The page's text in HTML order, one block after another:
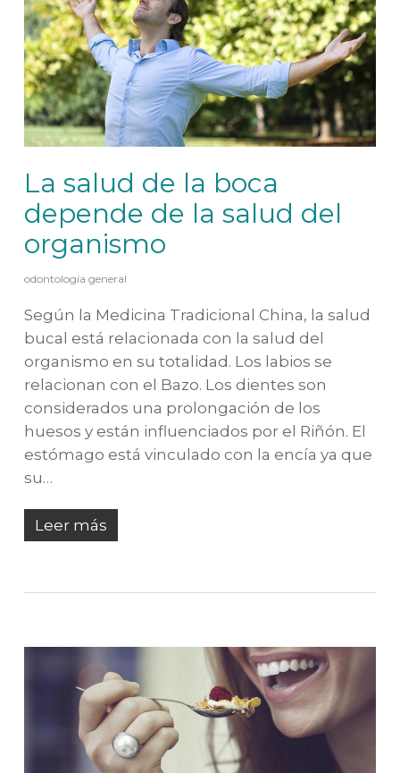
La salud de la boca
depende de la salud del
organismo
odontología general
Según la Medicina Tradicional China, la salud
bucal está relacionada con la salud del
organismo en su totalidad. Los labios se
relacionan con el Bazo. Los dientes son
considerados una prolongación de los
huesos y están influenciados por el Riñón. El
estómago está vinculado con la encía ya que
su…
Leer más